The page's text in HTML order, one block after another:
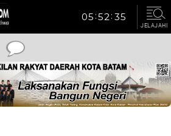
JELAJAHI